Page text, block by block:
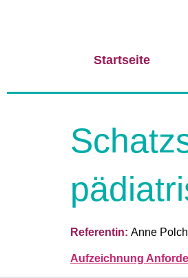
Startseite
Referentin: Anne
Aufzeichnung